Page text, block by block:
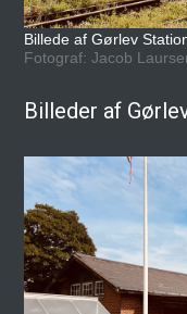
Billede af Gørlev
Fotograf: Jacob
Billeder af